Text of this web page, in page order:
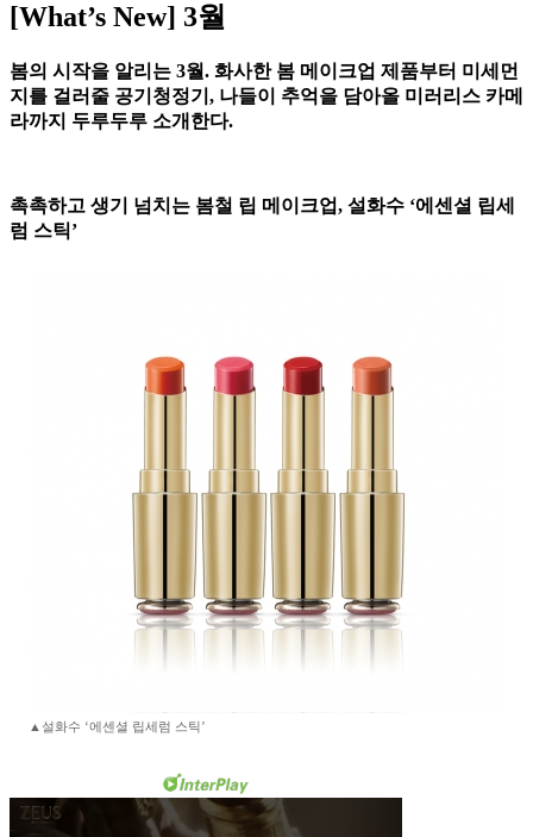
[What’s New] 3월
봄의 시작을 알리는 3월. 화사한 봄 메이크업 제품부터 미세먼
지를 걸러줄 공기청정기, 나들이 추억을 담아올 미러리스 카메
라까지 두루두루 소개한다.
촉촉하고 생기 넘치는 봄철 립 메이크업, 설화수 ‘에센셜 립세
럼 스틱’
▲설화수 ‘에센셜 립세럼 스틱’